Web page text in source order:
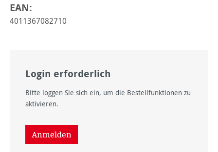
EAN:
4011367082710
Login erforderlich
Bitte loggen Sie sich ein, um die Bestellfunktionen zu
aktivieren.
Anmelden